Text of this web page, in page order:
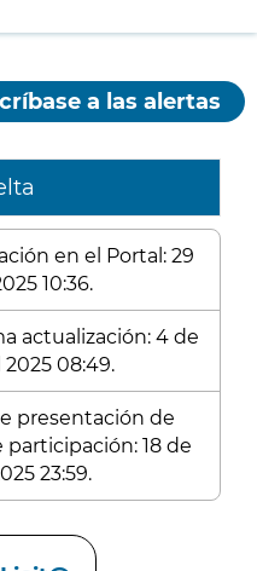
a las alertas
en el Portal: 29
10:36.
actualización: 4 de
08:49.
presentación de
18 de
23:59.